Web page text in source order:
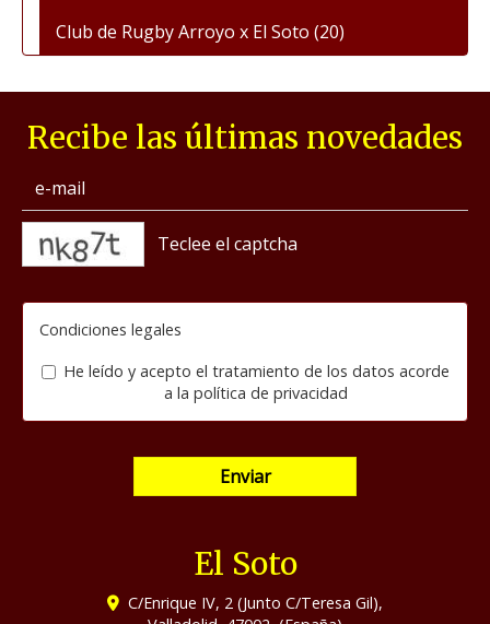
Club de Rugby Arroyo x El Soto (20)
Recibe las últimas novedades
Condiciones legales
He leído y acepto el tratamiento de los datos acorde
a la política de privacidad
Enviar
El Soto
C/Enrique IV, 2 (Junto C/Teresa Gil),